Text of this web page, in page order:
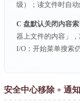
级）；读文件时自动
C 盘默认关闭内容索
器上文件的内容」，
I/O；开始菜单搜索
安全中心移除 + 通